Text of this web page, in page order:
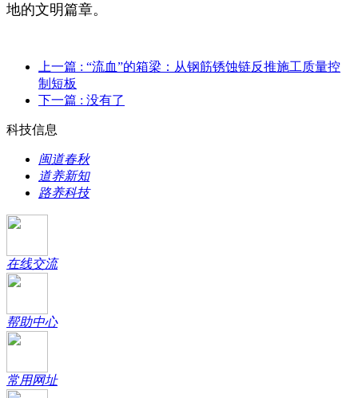
地的文明篇章。
上一篇 : “流血”的箱梁：从钢筋锈蚀链反推施工质量控
制短板
下一篇 : 没有了
科技信息
闽道春秋
道养新知
路养科技
在线交流
帮助中心
常用网址